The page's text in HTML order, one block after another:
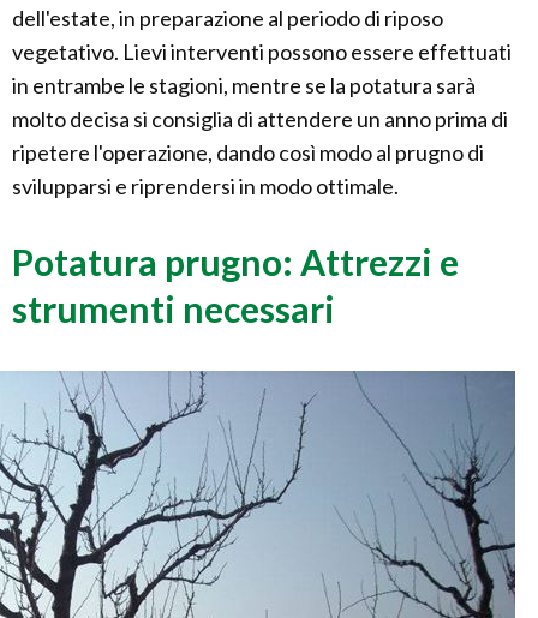
dell'estate, in preparazione al periodo di riposo
vegetativo. Lievi interventi possono essere effettuati
in entrambe le stagioni, mentre se la potatura sarà
molto decisa si consiglia di attendere un anno prima di
ripetere l'operazione, dando così modo al prugno di
svilupparsi e riprendersi in modo ottimale.
Potatura prugno: Attrezzi e
strumenti necessari